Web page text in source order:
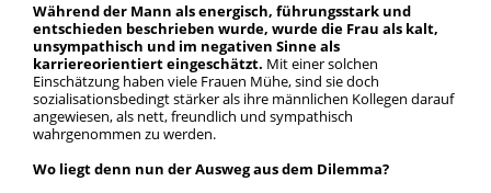
Während der Mann als energisch, führungsstark und
entschieden beschrieben wurde, wurde die Frau als kalt,
unsympathisch und im negativen Sinne als
karriereorientiert eingeschätzt. Mit einer solchen
Einschätzung haben viele Frauen Mühe, sind sie doch
sozialisationsbedingt stärker als ihre männlichen Kollegen darauf
angewiesen, als nett, freundlich und sympathisch
wahrgenommen zu werden.
Wo liegt denn nun der Ausweg aus dem Dilemma?